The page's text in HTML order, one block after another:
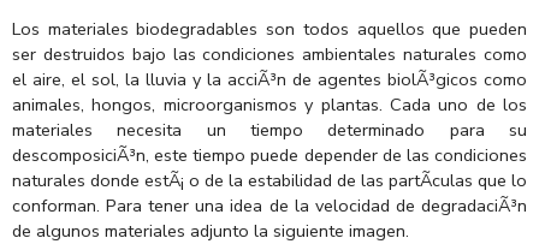
Los materiales biodegradables son todos aquellos que pueden
ser destruidos bajo las condiciones ambientales naturales como
el aire, el sol, la lluvia y la acciÃ³n de agentes biolÃ³gicos como
animales, hongos, microorganismos y plantas. Cada uno de los
materiales necesita un tiempo determinado para su
descomposiciÃ³n, este tiempo puede depender de las condiciones
naturales donde estÃ¡ o de la estabilidad de las partÃ­culas que lo
conforman. Para tener una idea de la velocidad de degradaciÃ³n
de algunos materiales adjunto la siguiente imagen.